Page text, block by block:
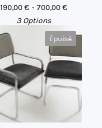
190,00 € - 700,00 €
3 Options
Épuisé